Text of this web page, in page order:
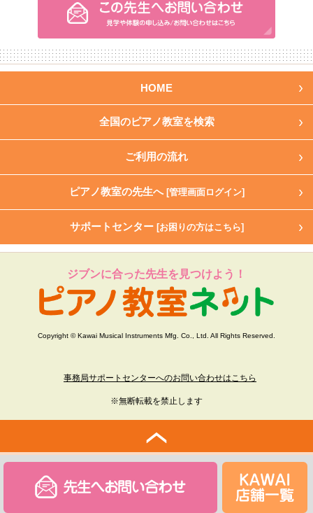
HOME
全国のピアノ教室を検索
ご利用の流れ
ピアノ教室の先生へ [管理画面ログイン]
サポートセンター [お困りの方はこちら]
ジブンに合った先生を見つけよう！
Copyright © Kawai Musical Instruments Mfg. Co., Ltd. All Rights Reserved.
事務局サポートセンターへのお問い合わせはこちら
※無断転載を禁止します